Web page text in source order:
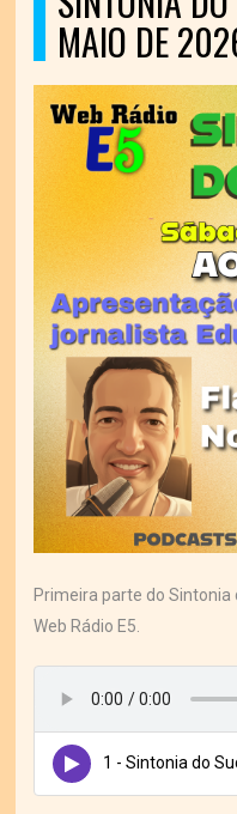
MAIO DE
Primeira parte do
Web Rádio E5.
1 - Sintonia do